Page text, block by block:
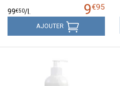
9€95
99€50/
AJOUTER